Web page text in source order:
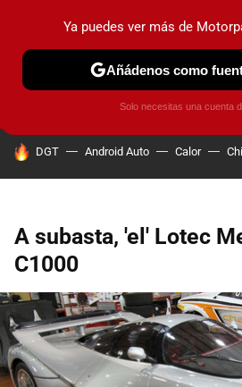
PRUEBAS COCHES ELÉCTRICOS
HOY SE HABLA DE
DGT Android Auto Calor
A subasta, 'el' Lotec
C1000
Ya puedes ver más de
Añádenos como
Solo necesitas una cuenta